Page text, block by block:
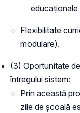
Flexibilitate
modulare).
(3) Oportunitate
întregului sistem:
Prin această
zile de școală